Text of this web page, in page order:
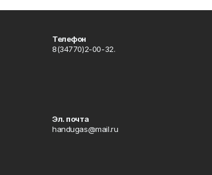
Телефон
8(34770)2-00-32.
Эл. почта
handugas@mail.ru